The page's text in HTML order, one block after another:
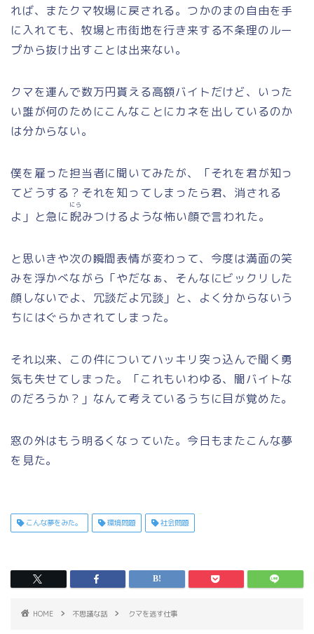
れば、またクマ牧場に戻される。つかのまの自由を手
に入れても、牧場と市街地を行き来する不条理のルー
プから抜け出すことは出来ない。
クマを運んで数万円貰える高額バイトだけど、いった
い誰が何のためにこんなことにカネを出しているのか
は分からない。
僕を雇った担当者に聞いてみたが、「それを君が知っ
てどうする？それを知ってしまったら君、消される
よ」と急に 睨
にら
みつけるような怖い顔で言われた。
と思いきや次の瞬間表情が変わって、今度は満面の笑
みを浮かべながら「やだなぁ、そんなにビックリした
顔しないでよ、冗談だよ冗談」と、よく分からないう
ちにはぐらかされてしまった。
それ以来、この件についてハッキリ突っ込んで聞く勇
気も失せてしまった。「これもいわゆる、闇バイトな
のだろうか？」なんて考えているうちに目が覚めた。
窓の外はもう明るくなっていた。今日もまたこんな夢
を見た。
こんな夢をみた。 環境問題 社会問題
HOME 不思議な話 クマを逃す仕事